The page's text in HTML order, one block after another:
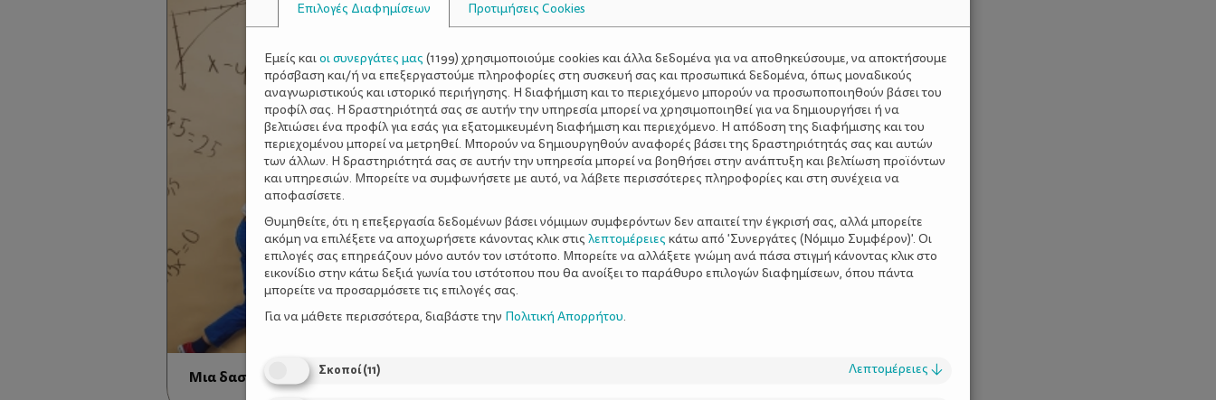
Μια δασκάλα που ξεπερνά τις δυσκολίες
Επιλογές Διαφημίσεων Προτιμήσεις Cookies
Εμείς καιοι συνεργάτες μας (1199) χρησιμοποιούμε cookies και άλλα δεδομένα για να αποθηκεύσουμε, να αποκτήσουμε
πρόσβαση και/ή να επεξεργαστούμε πληροφορίες στη συσκευή σας και προσωπικά δεδομένα, όπως μοναδικούς
αναγνωριστικούς και ιστορικό περιήγησης. Η διαφήμιση και το περιεχόμενο μπορούν να προσωποποιηθούν βάσει του
προφίλ σας. Η δραστηριότητά σας σε αυτήν την υπηρεσία μπορεί να χρησιμοποιηθεί για να δημιουργήσει ή να
βελτιώσει ένα προφίλ για εσάς για εξατομικευμένη διαφήμιση και περιεχόμενο. Η απόδοση της διαφήμισης και του
περιεχομένου μπορεί να μετρηθεί. Μπορούν να δημιουργηθούν αναφορές βάσει της δραστηριότητάς σας και αυτών
των άλλων. Η δραστηριότητά σας σε αυτήν την υπηρεσία μπορεί να βοηθήσει στην ανάπτυξη και βελτίωση προϊόντων
και υπηρεσιών. Μπορείτε να συμφωνήσετε με αυτό, να λάβετε περισσότερες πληροφορίες και στη συνέχεια να
αποφασίσετε.
Θυμηθείτε, ότι η επεξεργασία δεδομένων βάσει νόμιμων συμφερόντων δεν απαιτεί την έγκρισή σας, αλλά μπορείτε
ακόμη να επιλέξετε να αποχωρήσετε κάνοντας κλικ στις λεπτομέρειες κάτω από 'Συνεργάτες (Νόμιμο Συμφέρον)'. Οι
επιλογές σας επηρεάζουν μόνο αυτόν τον ιστότοπο. Μπορείτε να αλλάξετε γνώμη ανά πάσα στιγμή κάνοντας κλικ στο
εικονίδιο στην κάτω δεξιά γωνία του ιστότοπου που θα ανοίξει το παράθυρο επιλογών διαφημίσεων, όπου πάντα
μπορείτε να προσαρμόσετε τις επιλογές σας.
Για να μάθετε περισσότερα, διαβάστε την Πολιτική Απορρήτου.
Σκοποί(11) Λεπτομέρειες ↓